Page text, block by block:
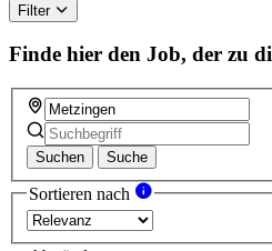
Filter
Finde hier den Job, der zu
Suchen Suche
Sortieren nach